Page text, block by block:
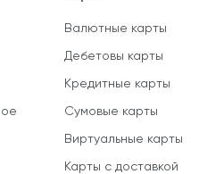
Валютные карты
Дебетовы карты
Кредитные карты
Сумовые карты
Виртуальные карты
Карты с доставкой